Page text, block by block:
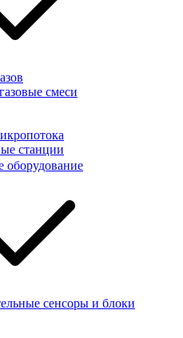
смеси
станции
оборудование
сенсоры и блоки